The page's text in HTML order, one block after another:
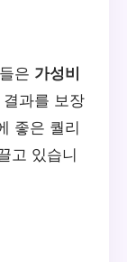
은 가성비
과를 보장
좋은 퀄리
고 있습니